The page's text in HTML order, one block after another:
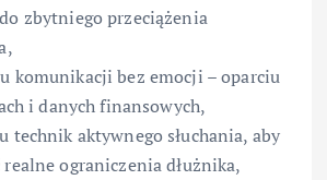
zbytniego przeciążenia
komunikacji bez emocji – oparciu
i danych finansowych,
technik aktywnego słuchania, aby
ograniczenia dłużnika,